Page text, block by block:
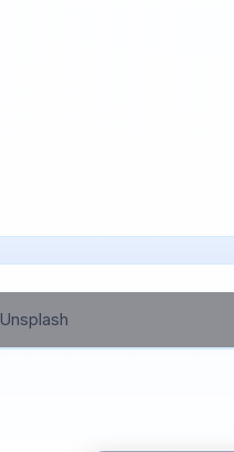
Unsplash